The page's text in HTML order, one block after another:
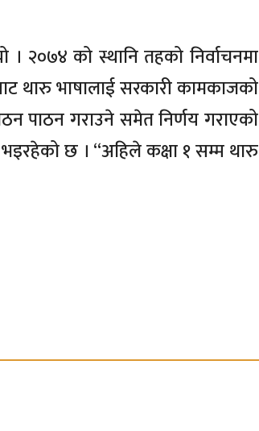
२०७४ को स्थानि तहको निर्वाचनमा
थारु भाषालाई सरकारी कामकाजको
पाठन गराउने समेत निर्णय गराएको
भइरहेको छ । “अहिले कक्षा १ सम्म थारु